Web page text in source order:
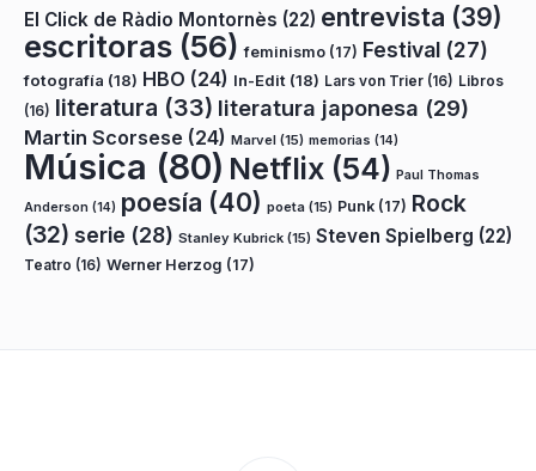
El Click de Ràdio Montornès (22) entrevista (39)
escritoras (56) feminismo (17) Festival (27)
fotografía (18) HBO (24) In-Edit (18) Lars von Trier (16) Libros
(16) literatura (33) literatura japonesa (29)
Martin Scorsese (24) Marvel (15) memorias (14)
Música (80) Netflix (54) Paul Thomas
Anderson (14) poesía (40) poeta (15) Punk (17) Rock
(32) serie (28) Stanley Kubrick (15) Steven Spielberg (22)
Teatro (16) Werner Herzog (17)